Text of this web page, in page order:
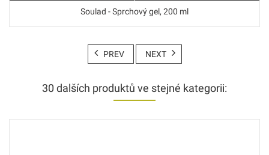
Soulad - Sprchový gel, 200 ml
PREV NEXT
30 dalších produktů ve stejné kategorii: